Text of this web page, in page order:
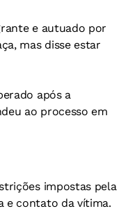
e autuado por
mas disse estar
após a
ao processo em
impostas pela
e contato da vítima.